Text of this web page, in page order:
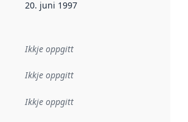
Denne datoen seier når dataa i dette
20. juni 1997
Ikkje oppgitt
Ikkje oppgitt
Ikkje oppgitt